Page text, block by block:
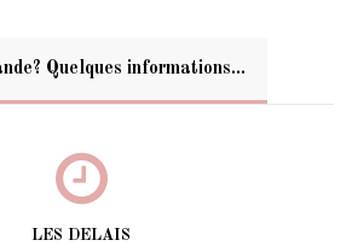
Quelques informations...
LES DELAIS